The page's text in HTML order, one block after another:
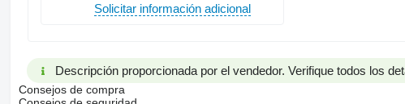
Solicitar información adicional
Descripción proporcionada por el vendedor. Verifique todos los
Consejos de compra